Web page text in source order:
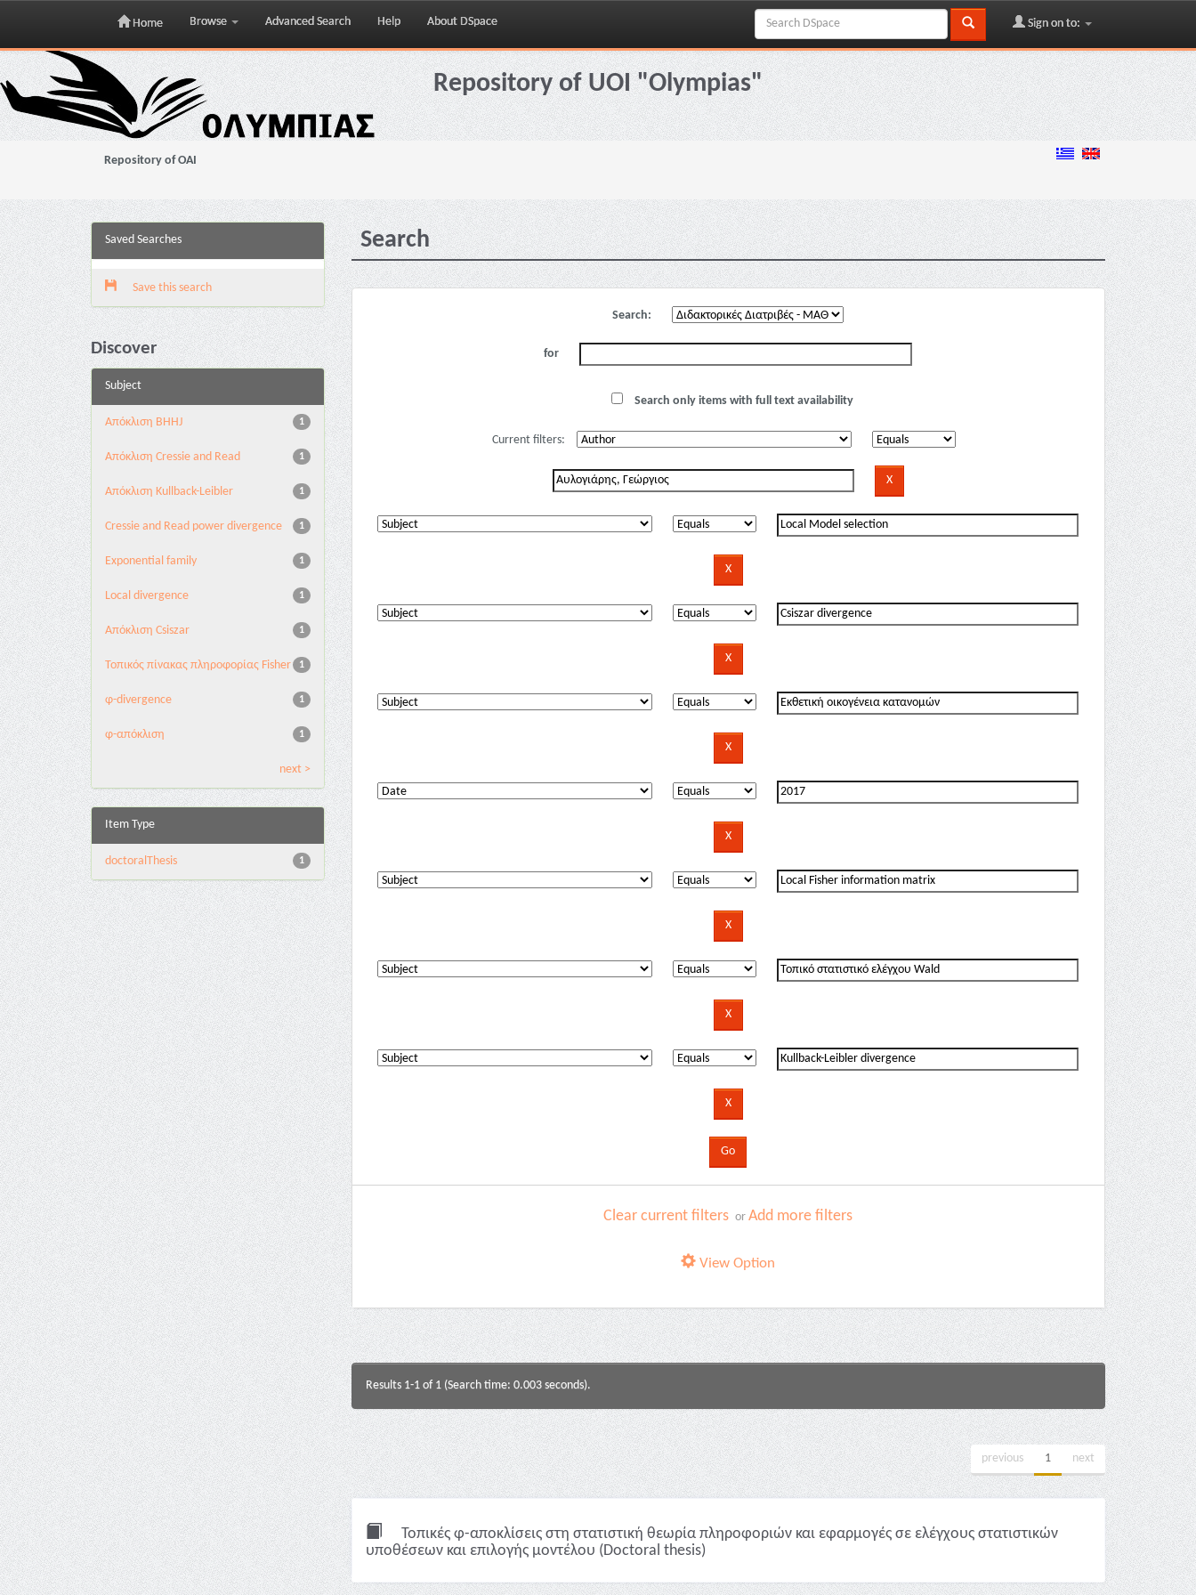
Skip
navigation
Home Browse Advanced Search Help About DSpace Sign on to:
Repository of UOI "Olympias"
Repository of OAI
Saved Searches
Save this search
Discover
Subject
1
Aπόκλιση BHHJ
1
Aπόκλιση Cressie and Read
1
Aπόκλιση Kullback-Leibler
1
Cressie and Read power divergence
1
Exponential family
1
Local divergence
1
Απόκλιση Csiszar
1
Τοπικός πίνακας πληροφορίας Fisher
1
φ-divergence
1
φ-απόκλιση
next >
Item Type
1
doctoralThesis
Search
Search:
for
Search only items with full text availability
Current filters:
Clear current filters orAdd more filters
View Option
Results 1-1 of 1 (Search time: 0.003 seconds).
previous 1 next
Τοπικές φ-αποκλίσεις στη στατιστική θεωρία πληροφοριών και εφαρμογές σε ελέγχους στατιστικών
υποθέσεων και επιλογής μοντέλου (Doctoral thesis)